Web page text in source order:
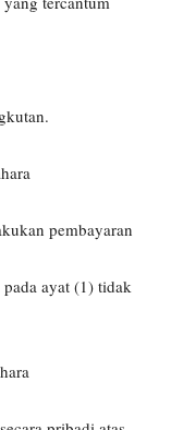
pembayaran
ayat (1) tidak